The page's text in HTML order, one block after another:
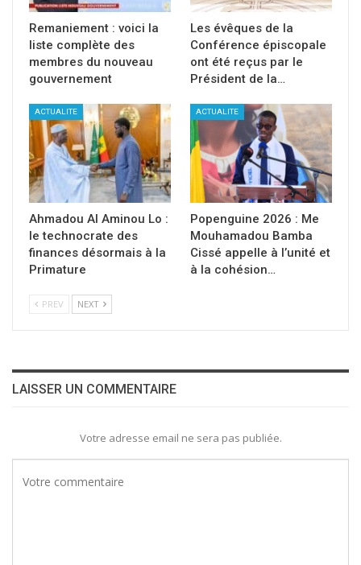
Remaniement : voici la
liste complète des
membres du nouveau
gouvernement
Les évêques de la
Conférence épiscopale
ont été reçus par le
Président de la…
ACTUALITE
Ahmadou Al Aminou Lo :
le technocrate des
finances désormais à la
Primature
ACTUALITE
Popenguine 2026 : Me
Mouhamadou Bamba
Cissé appelle à l’unité et
à la cohésion…
PREV NEXT
LAISSER UN COMMENTAIRE
Votre adresse email ne sera pas publiée.